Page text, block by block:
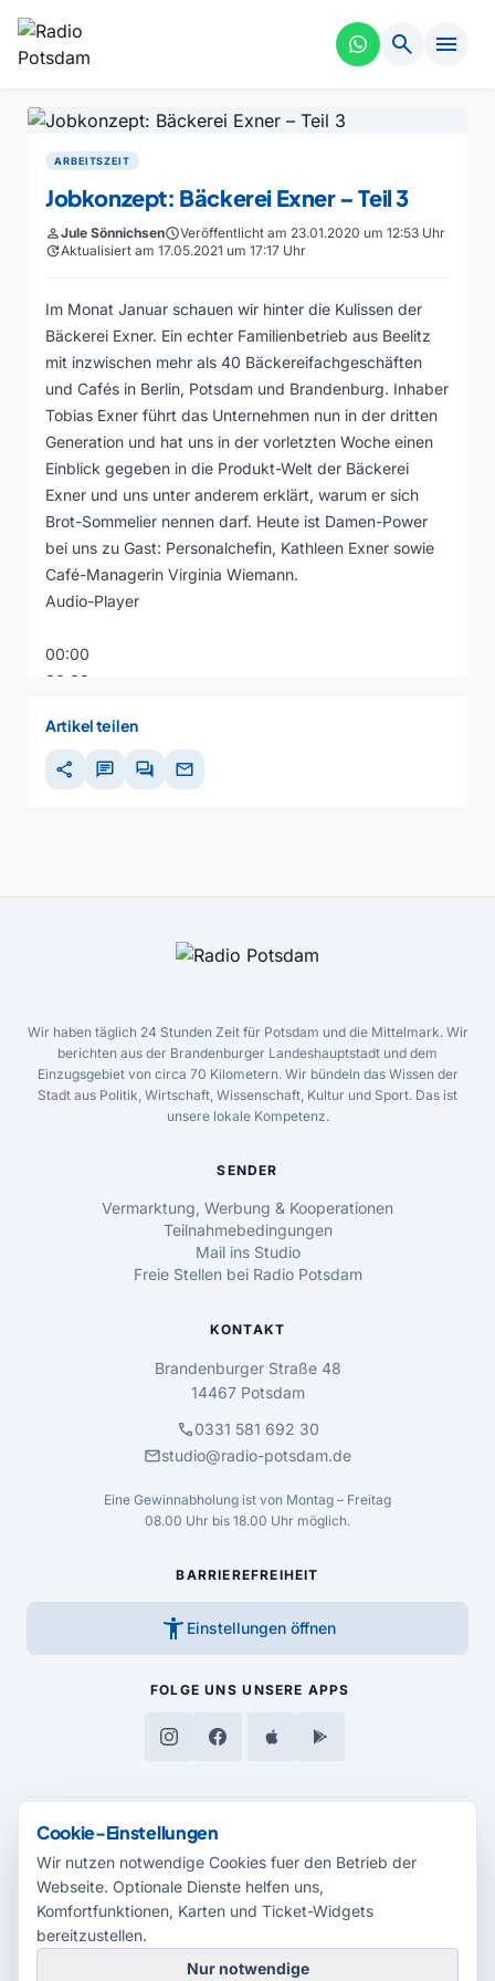
search menu
ARBEITSZEIT
Jobkonzept: Bäckerei Exner – Teil 3
personJule SönnichsenscheduleVeröffentlicht am 23.01.2020 um 12:53 Uhr
updateAktualisiert am 17.05.2021 um 17:17 Uhr
Im Monat Januar schauen wir hinter die Kulissen der
Bäckerei Exner. Ein echter Familienbetrieb aus Beelitz
mit inzwischen mehr als 40 Bäckereifachgeschäften
und Cafés in Berlin, Potsdam und Brandenburg. Inhaber
Tobias Exner führt das Unternehmen nun in der dritten
Generation und hat uns in der vorletzten Woche einen
Einblick gegeben in die Produkt-Welt der Bäckerei
Exner und uns unter anderem erklärt, warum er sich
Brot-Sommelier nennen darf. Heute ist Damen-Power
bei uns zu Gast: Personalchefin, Kathleen Exner sowie
Café-Managerin Virginia Wiemann.
Audio-Player
00:00
00:00
Artikel teilen
share chat forum mail
Wir haben täglich 24 Stunden Zeit für Potsdam und die Mittelmark. Wir
berichten aus der Brandenburger Landeshauptstadt und dem
Einzugsgebiet von circa 70 Kilometern. Wir bündeln das Wissen der
Stadt aus Politik, Wirtschaft, Wissenschaft, Kultur und Sport. Das ist
unsere lokale Kompetenz.
SENDER
Vermarktung, Werbung & Kooperationen
Teilnahmebedingungen
Mail ins Studio
Freie Stellen bei Radio Potsdam
KONTAKT
Brandenburger Straße 48
14467 Potsdam
call0331 581 692 30
mailstudio@radio-potsdam.de
Eine Gewinnabholung ist von Montag – Freitag
08.00 Uhr bis 18.00 Uhr möglich.
BARRIEREFREIHEIT
accessibility_new Einstellungen öffnen
FOLGE UNS UNSERE APPS
MEDIENPARTNER
Cookie-Einstellungen
Wir nutzen notwendige Cookies fuer den Betrieb der
Webseite. Optionale Dienste helfen uns,
Komfortfunktionen, Karten und Ticket-Widgets
bereitzustellen.
Nur notwendige